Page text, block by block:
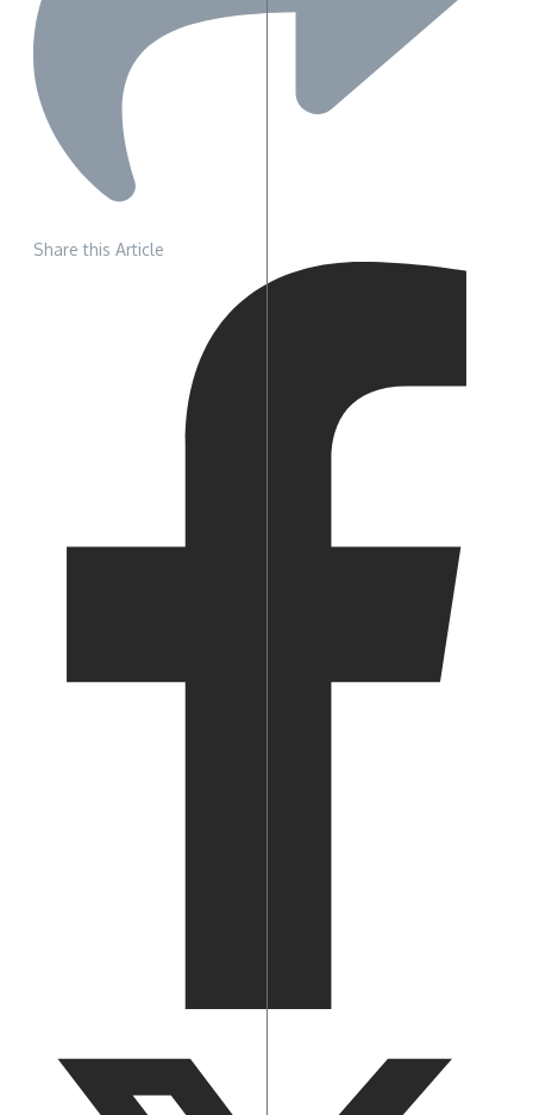
Share this Article